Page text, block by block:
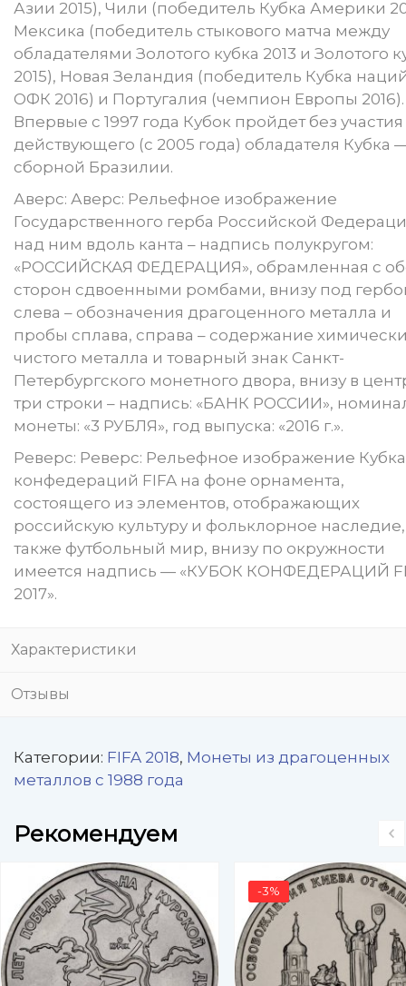
Азии 2015), Чили (победитель Кубка Америки
Мексика (победитель стыкового матча между
обладателями Золотого кубка 2013 и Золотого
2015), Новая Зеландия (победитель Кубка
ОФК 2016) и Португалия (чемпион Европы 2016).
Впервые с 1997 года Кубок пройдет без участия
действующего (с 2005 года) обладателя Кубка
сборной Бразилии.
Аверс: Аверс: Рельефное изображение
Государственного герба Российской
над ним вдоль канта – надпись полукругом:
«РОССИЙСКАЯ ФЕДЕРАЦИЯ», обрамленная с
сторон сдвоенными ромбами, внизу под
слева – обозначения драгоценного металла и
пробы сплава, справа – содержание
чистого металла и товарный знак Санкт-
Петербургского монетного двора, внизу в
три строки – надпись: «БАНК РОССИИ»,
монеты: «3 РУБЛЯ», год выпуска: «2016 г.».
Реверс: Реверс: Рельефное изображение Кубка
конфедераций FIFA на фоне орнамента,
состоящего из элементов, отображающих
российскую культуру и фольклорное
также футбольный мир, внизу по окружности
имеется надпись — «КУБОК КОНФЕДЕРАЦИЙ
2017».
Характеристики
Отзывы
Категории: FIFA 2018, Монеты из драгоценных
металлов с 1988 года
Рекомендуем
-3%